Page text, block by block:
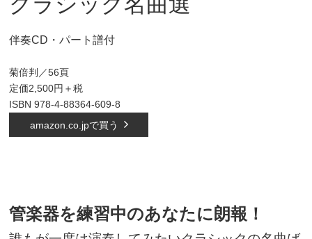
伴奏CD・パート譜付
菊倍判／56頁
定価2,500円＋税
ISBN 978-4-88364-609-8
amazon.co.jpで買う
管楽器を練習中のあなたに朗報！